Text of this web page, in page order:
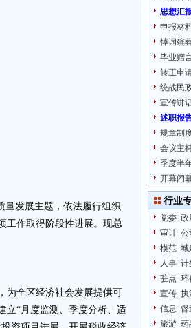
量发展主题，依法履行组织
工作取得阶段性进展。现总
为全区经济社会发展提供可
立“月度监测、季度分析、适
思想汇
申报材
悼词殡
毕业赠
转正申
统战民
宣传讲
述职报
规章制
会议主
季度半
开幕闭
行业
党委 政
审计 公
模范 城
人事 计
驻点 环
宣传 执
信息 督
旅游 药